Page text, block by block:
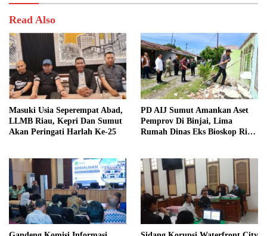
Read Also
Masuki Usia Seperempat Abad,
LLMB Riau, Kepri Dan Sumut
Akan Peringati Harlah Ke-25
PD AIJ Sumut Amankan Aset
Pemprov Di Binjai, Lima
Rumah Dinas Eks Bioskop Ria